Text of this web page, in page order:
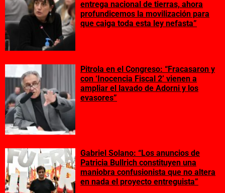
entrega nacional de tierras, ahora
profundicemos la movilización para
que caiga toda esta ley nefasta”
Pitrola en el Congreso: “Fracasaron y
con ‘Inocencia Fiscal 2’ vienen a
ampliar el lavado de Adorni y los
evasores”
Gabriel Solano: “Los anuncios de
Patricia Bullrich constituyen una
maniobra confusionista que no altera
en nada el proyecto entreguista”